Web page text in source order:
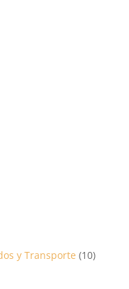
y Transporte (10)